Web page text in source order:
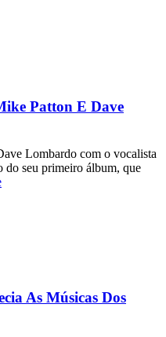
Patton E Dave
Lombardo com o vocalista
do seu primeiro álbum, que
As Músicas Dos